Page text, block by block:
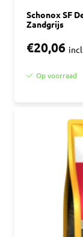
Schonox SF
Zandgrijs
€20,06
Op voorraad